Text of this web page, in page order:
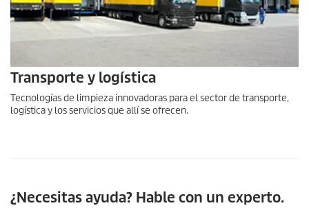
Transporte y logística
Tecnologías de limpieza innovadoras para el sector de transporte,
logística y los servicios que allí se ofrecen.
¿Necesitas ayuda? Hable con un experto.